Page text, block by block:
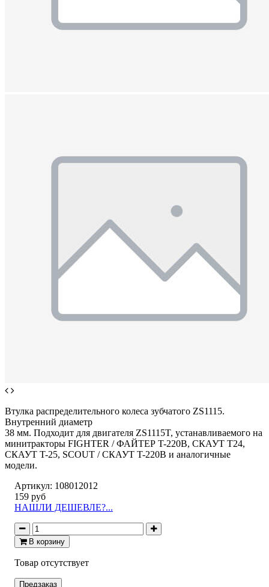
Втулка распределительного колеса зубчатого ZS1115.
Внутренний диаметр
38 мм. Подходит для двигателя ZS1115T, устанавливаемого на
минитракторы FIGHTER / ФАЙТЕР T-220B, СКАУТ Т24,
СКАУТ T-25, SCOUT / СКАУТ T-220B и аналогичные
модели.
Артикул: 108012012
159 руб
НАШЛИ ДЕШЕВЛЕ?...
В корзину
Товар отсутствует
Предзаказ